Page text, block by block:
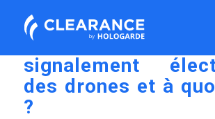
Qu’est-ce
signalement
des drones et à
?